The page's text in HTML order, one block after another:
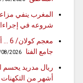
المغرب ينفي
شروعه في
جامع الفنا
08/2026
أشهر من التكهنات